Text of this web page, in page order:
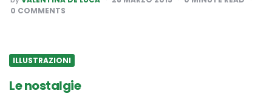
BY
0 COMMENTS
ILLUSTRAZIONI
Le nostalgie